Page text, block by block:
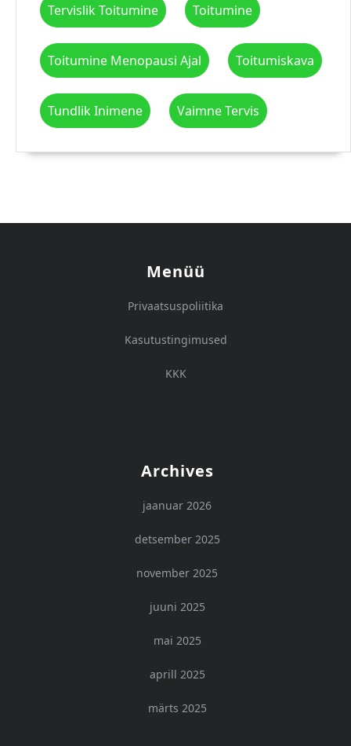
Tervislik Toitumine Toitumine
Toitumine Menopausi Ajal Toitumiskava
Tundlik Inimene Vaimne Tervis
Menüü
Privaatsuspoliitika
Kasutustingimused
KKK
Archives
jaanuar 2026
detsember 2025
november 2025
juuni 2025
mai 2025
aprill 2025
märts 2025